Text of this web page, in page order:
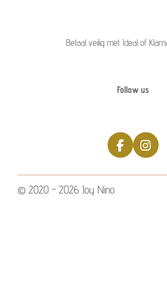
Betaal veilig met Ideal of
Follow us
F
a
c
I
n
s
© 2020 - 2026 Joy Nino